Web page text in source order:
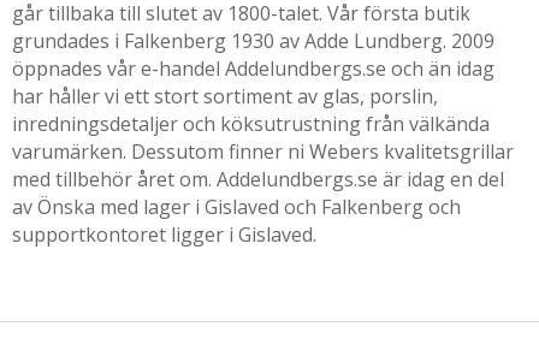
går tillbaka till slutet av 1800-talet. Vår första butik
grundades i Falkenberg 1930 av Adde Lundberg. 2009
öppnades vår e-handel Addelundbergs.se och än idag
har håller vi ett stort sortiment av glas, porslin,
inredningsdetaljer och köksutrustning från välkända
varumärken. Dessutom finner ni Webers kvalitetsgrillar
med tillbehör året om. Addelundbergs.se är idag en del
av Önska med lager i Gislaved och Falkenberg och
supportkontoret ligger i Gislaved.